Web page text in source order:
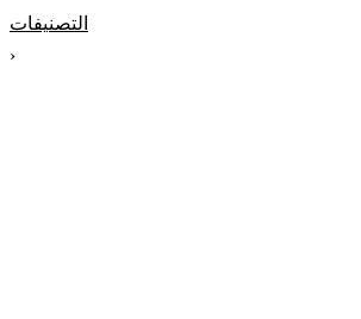
التصنيفات
‹